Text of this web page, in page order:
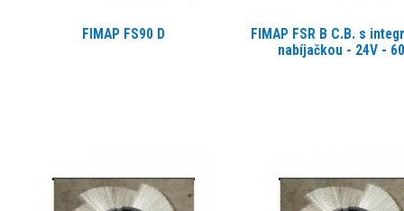
FIMAP FS90 D
FIMAP FSR B C.B. s
nabíjačkou - 24V -